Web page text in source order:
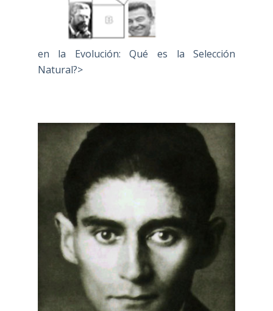
en la Evolución: Qué es la Selección
Natural?>